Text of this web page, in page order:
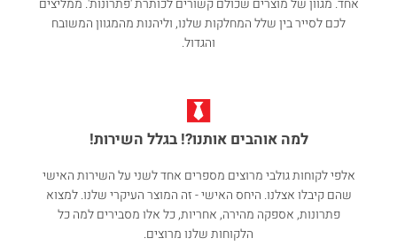
אחד. מגוון של מוצרים שכולם קשורים לכותרת 'פתרונות'. ממליצים
לכם לסייר בין שלל המחלקות שלנו, וליהנות מהמגוון המשובח
והגדול.
למה אוהבים אותנו?! בגלל השירות!
אלפי לקוחות גולבי מרוצים מספרים אחד לשני על השירות האישי
שהם קיבלו אצלנו. היחס האישי - זה המוצר העיקרי שלנו. למצוא
פתרונות, אספקה מהירה, אחריות, כל אלו מסבירים למה כל
הלקוחות שלנו מרוצים.